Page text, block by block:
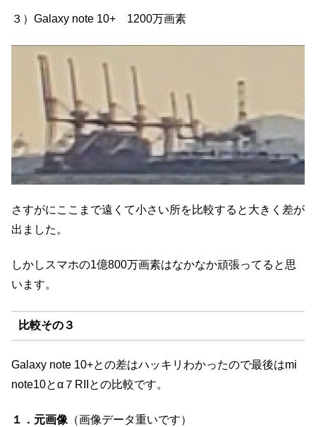
３）Galaxy note 10+ 1200万画素
さすがにここまで遠くて小さい所を比較すると大きく差が
出ました。
しかしスマホの1億800万画素はなかなか頑張ってると思
います。
比較その３
Galaxy note 10+との差はハッキリわかったので最後はmi
note10とα７RIIとの比較です。
１．元画像（画像データ重いです）